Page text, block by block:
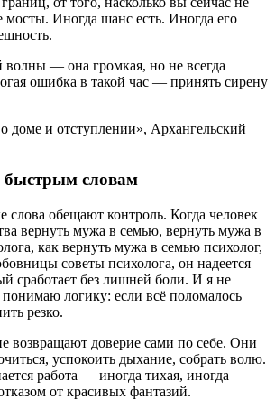
мосты. Иногда шанс есть. Иногда его
волны — она громкая, но не всегда
ошибка в такой час — принять сирену
доме и отступлении», Архангельский
быстрым словам
слова обещают контроль. Когда человек
вернуть мужа в семью, вернуть мужа в
как вернуть мужа в семью психолог,
советы психолога, он надеется
сработает без лишней боли. И я не
логику: если всё поломалось
резко.
возвращают доверие сами по себе. Они
успокоить дыхание, собрать волю.
работа — иногда тихая, иногда
от красивых фантазий.